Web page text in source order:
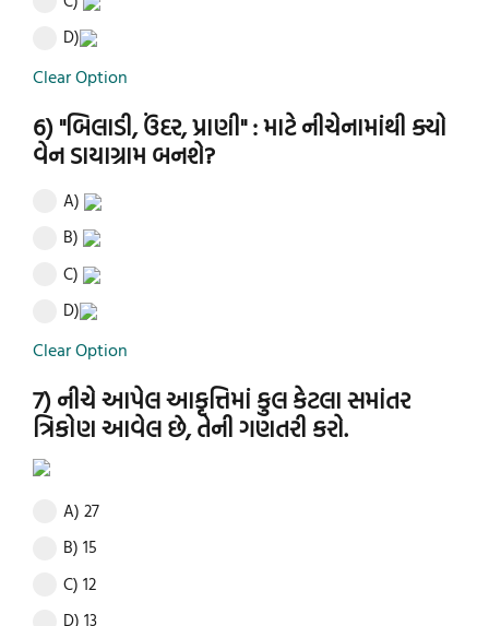
D)
Clear Option
6) "બિલાડી, ઉંદર, પ્રાણી" : માટે નીચેનામાંથી ક્યો
વેન ડાયાગ્રામ બનશે?
A)
B)
C)
D)
Clear Option
7) નીચે આપેલ આકૃત્તિમાં કુલ કેટલા સમાંતર
ત્રિકોણ આવેલ છે, તેની ગણતરી કરો.
A) 27
B) 15
C) 12
D) 13